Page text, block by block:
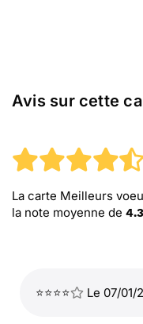
Avis sur cette
La carte Meilleurs
la note moyenne de 4.3
⭐⭐⭐⭐ Le 07/01/